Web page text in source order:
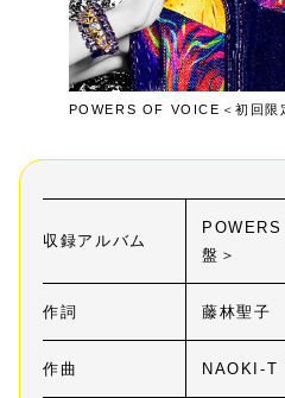
POWERS OF VOICE＜初回限
収録アルバム
盤＞
作詞 藤林聖子
作曲 NAOKI-T